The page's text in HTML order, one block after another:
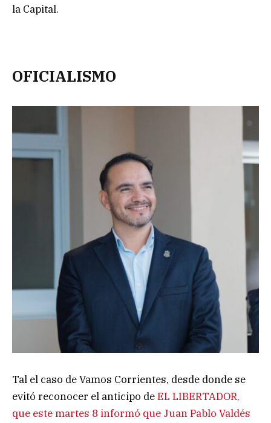
la Capital.
OFICIALISMO
Tal el caso de Vamos Corrientes, desde donde se
evitó reconocer el anticipo deEL LIBERTADOR,
que este martes 8 informó que Juan Pablo Valdés